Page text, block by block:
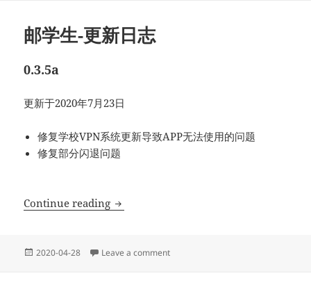
邮学生-更新日志
0.3.5a
更新于2020年7月23日
修复学校VPN系统更新导致APP无法使用的问题
修复部分闪退问题
Continue reading 邮学生-更新日志
Posted
2020-04-28 Leave a commenton 邮学生-更新日志